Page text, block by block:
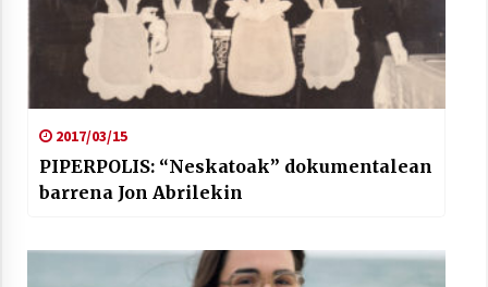
2017/03/15
PIPERPOLIS: “Neskatoak” dokumentalean
barrena Jon Abrilekin